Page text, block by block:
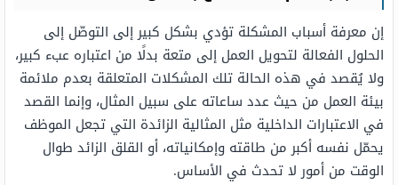
إن معرفة أسباب المشكلة تؤدي بشكل كبير إلى التوصّل إلى
الحلول الفعالة لتحويل العمل إلى متعة بدلًا من اعتباره عبء كبير،
ولا يُقصد في هذه الحالة تلك المشكلات المتعلقة بعدم ملائمة
بيئة العمل من حيث عدد ساعاته على سبيل المثال، وإنما القصد
في الاعتبارات الداخلية مثل المثالية الزائدة التي تجعل الموظف
يحمّل نفسه أكبر من طاقته وإمكانياته، أو القلق الزائد طوال
الوقت من أمور لا تحدث في الأساس.